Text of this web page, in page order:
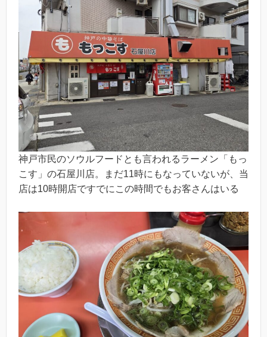
神戸市民のソウルフードとも言われるラーメン「もっ
こす」の石屋川店。まだ11時にもなっていないが、当
店は10時開店ですでにこの時間でもお客さんはいる